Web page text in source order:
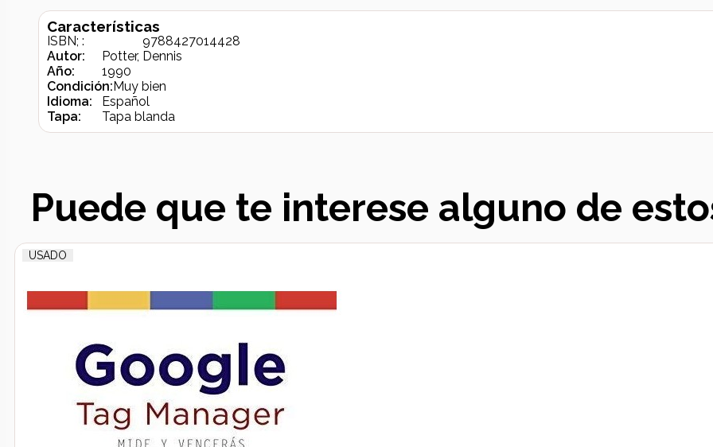
Características
ISBN; :
9788427014428
Autor:
Potter, Dennis
Año:
1990
Condición:Muy bien
Idioma:
Español
Tapa:
Tapa blanda
Puede que te interese alguno de
USADO